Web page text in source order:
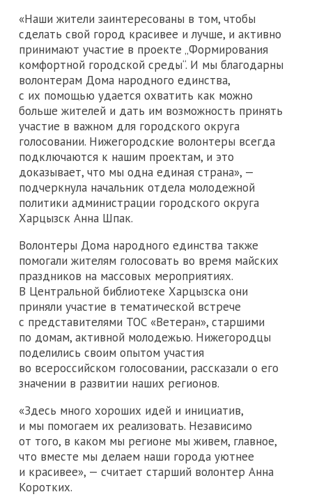
«Наши жители заинтересованы в том, чтобы
сделать свой город красивее и лучше, и активно
принимают участие в проекте „Формирования
комфортной городской среды“. И мы благодарны
волонтерам Дома народного единства,
с их помощью удается охватить как можно
больше жителей и дать им возможность принять
участие в важном для городского округа
голосовании. Нижегородские волонтеры всегда
подключаются к нашим проектам, и это
доказывает, что мы одна единая страна», —
подчеркнула начальник отдела молодежной
политики администрации городского округа
Харцызск Анна Шпак.
Волонтеры Дома народного единства также
помогали жителям голосовать во время майских
праздников на массовых мероприятиях.
В Центральной библиотеке Харцызска они
приняли участие в тематической встрече
с представителями ТОС «Ветеран», старшими
по домам, активной молодежью. Нижегородцы
поделились своим опытом участия
во всероссийском голосовании, рассказали о его
значении в развитии наших регионов.
«Здесь много хороших идей и инициатив,
и мы помогаем их реализовать. Независимо
от того, в каком мы регионе мы живем, главное,
что вместе мы делаем наши города уютнее
и красивее», — считает старший волонтер Анна
Коротких.